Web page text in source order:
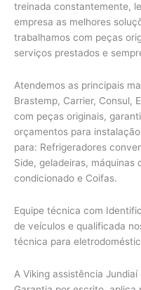
treinada constantemente,
empresa as melhores
trabalhamos com peças
serviços prestados e
Atendemos as principais
Brastemp, Carrier, Consul,
com peças originais,
orçamentos para
para: Refrigeradores
Side, geladeiras, máquinas
condicionado e Coifas.
Equipe técnica com
de veículos e qualificada
técnica para
A Viking assistência